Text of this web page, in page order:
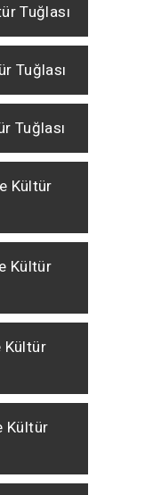
Tuğlası
Tuğlası
Tuğlası
Kültür
Kültür
Kültür
Kültür